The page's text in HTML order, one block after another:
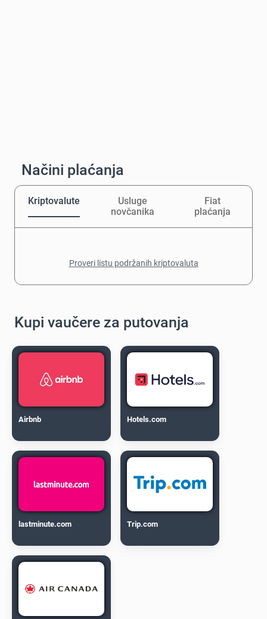
Načini plaćanja
Kriptovalute
Usluge
novčanika
Fiat
plaćanja
Proveri listu podržanih kriptovaluta
Kupi vaučere za putovanja
Airbnb Hotels.com
lastminute.com Trip.com